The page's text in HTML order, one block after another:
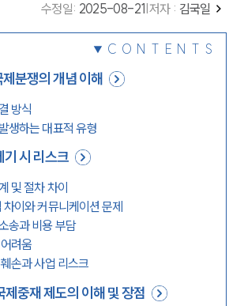
수정일: 2025-08-21 저자 : 김국일
CONTENTS
분쟁의 개념 이해
방식
생하는 대표적 유형
시 리스크
및 절차 차이
이와 커뮤니케이션 문제
송과 비용 부담
려움
손과 사업 리스크
제중재 제도의 이해 및 장점